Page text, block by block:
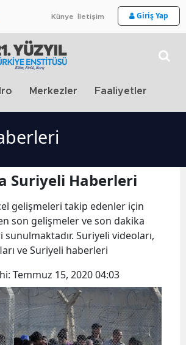
Künye İletişim Giriş Yap
Merkezler Faaliyetler
Suriyeli Haberleri
gelişmeleri takip edenler için
son gelişmeler ve son dakika
Suriyeli videoları,
ve Suriyeli haberleri
Temmuz 15, 2020 04:03